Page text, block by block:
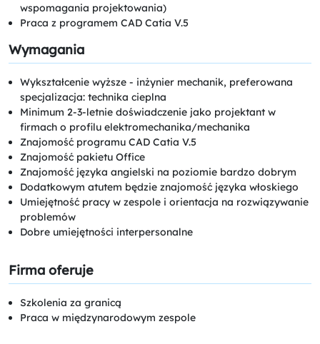
wspomagania projektowania)
Praca z programem CAD Catia V.5
Wymagania
Wykształcenie wyższe - inżynier mechanik, preferowana
specjalizacja: technika cieplna
Minimum 2-3-letnie doświadczenie jako projektant w
firmach o profilu elektromechanika/mechanika
Znajomość programu CAD Catia V.5
Znajomość pakietu Office
Znajomość języka angielski na poziomie bardzo dobrym
Dodatkowym atutem będzie znajomość języka włoskiego
Umiejętność pracy w zespole i orientacja na rozwiązywanie
problemów
Dobre umiejętności interpersonalne
Firma oferuje
Szkolenia za granicą
Praca w międzynarodowym zespole